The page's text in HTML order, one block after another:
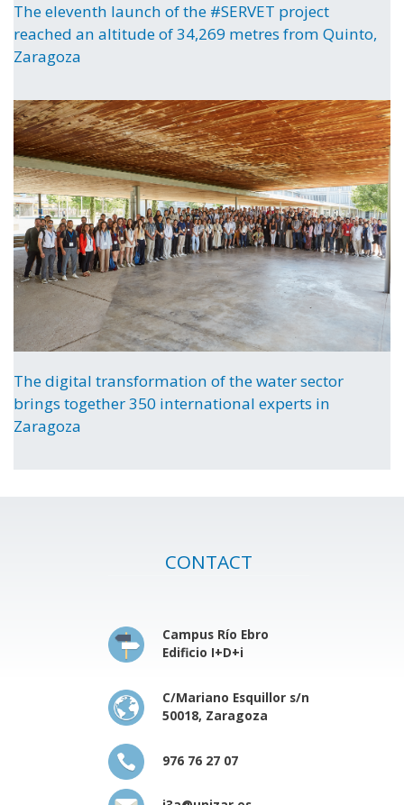
The eleventh launch of the #SERVET project
reached an altitude of 34,269 metres from Quinto,
Zaragoza
The digital transformation of the water sector
brings together 350 international experts in
Zaragoza
CONTACT
Campus Río Ebro
Edificio I+D+i
C/Mariano Esquillor s/n
50018, Zaragoza
976 76 27 07